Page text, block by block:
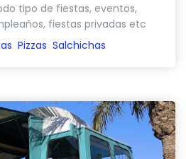
tipo de fiestas, eventos,
fiestas privadas etc
Pizzas Salchichas